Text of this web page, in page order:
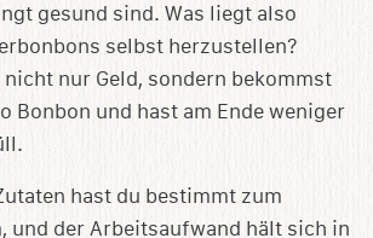
gesund sind. Was liegt also
selbst herzustellen?
nur Geld, sondern bekommst
Bonbon und hast am Ende weniger
hast du bestimmt zum
und der Arbeitsaufwand hält sich in